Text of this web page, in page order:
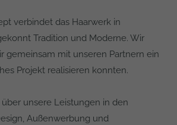
verbindet das Haarwerk in
Tradition und Moderne. Wir
gemeinsam mit unseren Partnern ein
Projekt realisieren konnten.
unsere Leistungen in den
Außenwerbung und